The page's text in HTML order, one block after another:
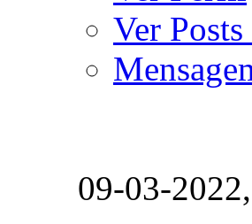
Ver
09-03-2022,